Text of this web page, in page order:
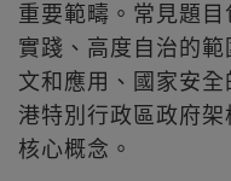
重要範疇。常見題
實踐、高度自治的
文和應用、國家安
港特別行政區政府
核心概念。